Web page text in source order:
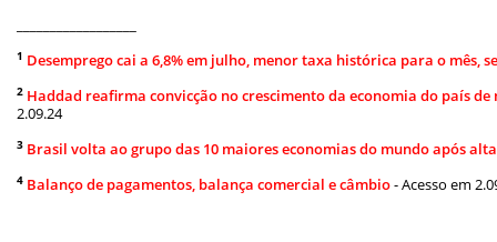
1 Desemprego cai a 6,8% em julho, menor taxa histórica para o mês,
2 Haddad reafirma convicção no crescimento da economia do país
2.09.24
3 Brasil volta ao grupo das 10 maiores economias do mundo após
4 Balanço de pagamentos, balança comercial e câmbio- Acesso em